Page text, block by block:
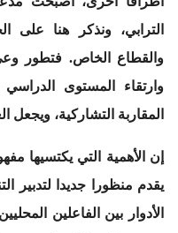
الترابي، ونذكر هنا على
والقطاع الخاص. فتطور وعي
وارتقاء المستوى
المقاربة التشاركية،
إن الأهمية التي يكتسيها
يقدم منظورا جديدا لتدبير
الأدوار بين الفاعلين